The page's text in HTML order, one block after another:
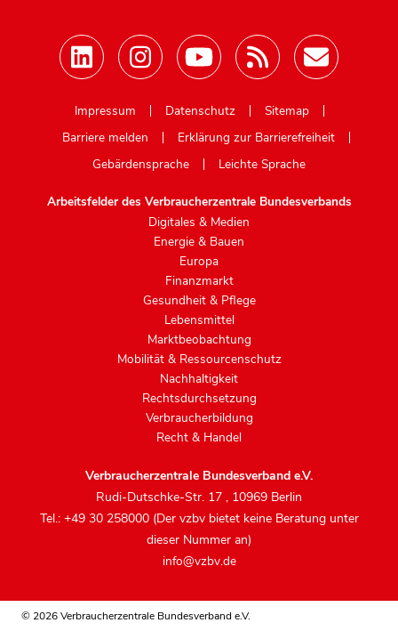
Impressum
Datenschutz
Sitemap
Barriere melden
Erklärung zur Barrierefreiheit
Gebärdensprache
Leichte Sprache
Arbeitsfelder des Verbraucherzentrale Bundesverbands
Digitales & Medien
Energie & Bauen
Europa
Finanzmarkt
Gesundheit & Pflege
Lebensmittel
Marktbeobachtung
Mobilität & Ressourcenschutz
Nachhaltigkeit
Rechtsdurchsetzung
Verbraucherbildung
Recht & Handel
Verbraucherzentrale Bundesverband e.V.
Rudi-Dutschke-Str. 17 , 10969 Berlin
Tel.: +49 30 258000 (Der vzbv bietet keine Beratung unter
dieser Nummer an)
info@vzbv.de
© 2026 Verbraucherzentrale Bundesverband e.V.